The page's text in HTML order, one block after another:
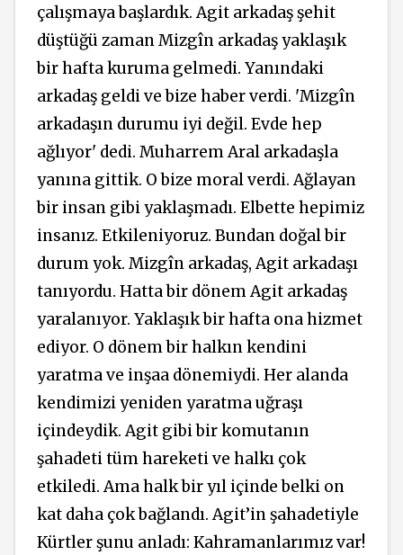
çalışmaya başlardık. Agit arkadaş şehit
düştüğü zaman Mizgîn arkadaş yaklaşık
bir hafta kuruma gelmedi. Yanındaki
arkadaş geldi ve bize haber verdi. 'Mizgîn
arkadaşın durumu iyi değil. Evde hep
ağlıyor' dedi. Muharrem Aral arkadaşla
yanına gittik. O bize moral verdi. Ağlayan
bir insan gibi yaklaşmadı. Elbette hepimiz
insanız. Etkileniyoruz. Bundan doğal bir
durum yok. Mizgîn arkadaş, Agit arkadaşı
tanıyordu. Hatta bir dönem Agit arkadaş
yaralanıyor. Yaklaşık bir hafta ona hizmet
ediyor. O dönem bir halkın kendini
yaratma ve inşaa dönemiydi. Her alanda
kendimizi yeniden yaratma uğraşı
içindeydik. Agit gibi bir komutanın
şahadeti tüm hareketi ve halkı çok
etkiledi. Ama halk bir yıl içinde belki on
kat daha çok bağlandı. Agit’in şahadetiyle
Kürtler şunu anladı: Kahramanlarımız var!